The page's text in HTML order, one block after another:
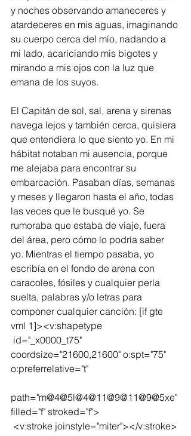
y noches observando amaneceres y
atardeceres en mis aguas, imaginando
su cuerpo cerca del mío, nadando a
mi lado, acariciando mis bigotes y
mirando a mis ojos con la luz que
emana de los suyos.
El Capitán de sol, sal, arena y sirenas
navega lejos y también cerca, quisiera
que entendiera lo que siento yo. En mi
hábitat notaban mi ausencia, porque
me alejaba para encontrar su
embarcación. Pasaban días, semanas
y meses y llegaron hasta el año, todas
las veces que le busqué yo. Se
rumoraba que estaba de viaje, fuera
del área, pero cómo lo podría saber
yo. Mientras el tiempo pasaba, yo
escribía en el fondo de arena con
caracoles, fósiles y cualquier perla
suelta, palabras y/o letras para
componer cualquier canción: [if gte
vml 1]><v:shapetype
coordsize="21600,21600" o:spt="75"
o:preferrelative="t"
path="m@4@5l@4@11@9@11@9@5xe"
filled="f" stroked="f">
<v:stroke joinstyle="miter"></v:stroke>